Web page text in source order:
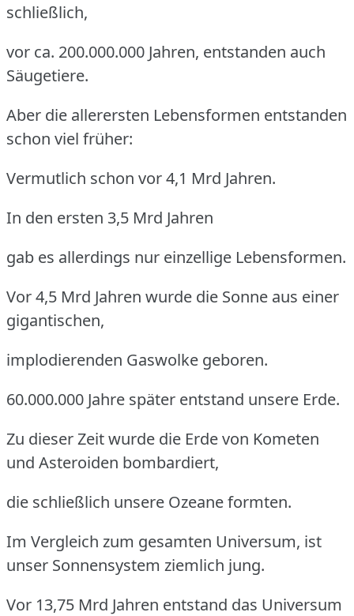
schließlich,
vor ca. 200.000.000 Jahren, entstanden auch
Säugetiere.
Aber die allerersten Lebensformen entstanden
schon viel früher:
Vermutlich schon vor 4,1 Mrd Jahren.
In den ersten 3,5 Mrd Jahren
gab es allerdings nur einzellige Lebensformen.
Vor 4,5 Mrd Jahren wurde die Sonne aus einer
gigantischen,
implodierenden Gaswolke geboren.
60.000.000 Jahre später entstand unsere Erde.
Zu dieser Zeit wurde die Erde von Kometen
und Asteroiden bombardiert,
die schließlich unsere Ozeane formten.
Im Vergleich zum gesamten Universum, ist
unser Sonnensystem ziemlich jung.
Vor 13,75 Mrd Jahren entstand das Universum